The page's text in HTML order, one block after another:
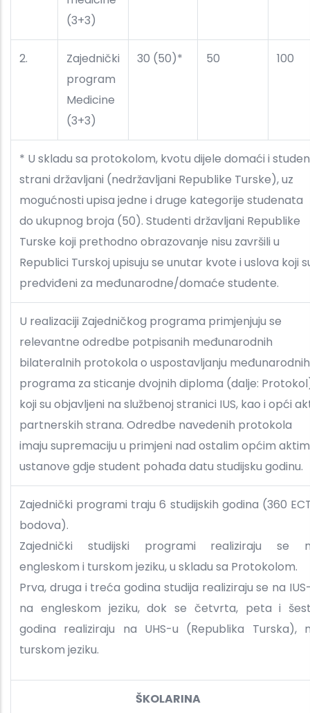
(3+3)
2.
Zajednički
program
Medicine
(3+3)
30 (50)* 50 100
* U skladu sa protokolom, kvotu dijele domaći i
strani državljani (nedržavljani Republike Turske), uz
mogućnosti upisa jedne i druge kategorije studenata
do ukupnog broja (50). Studenti državljani Republike
Turske koji prethodno obrazovanje nisu završili u
Republici Turskoj upisuju se unutar kvote i uslova koji
predviđeni za međunarodne/domaće studente.
U realizaciji Zajedničkog programa primjenjuju se
relevantne odredbe potpisanih međunarodnih
bilateralnih protokola o uspostavljanju međunarodnih
programa za sticanje dvojnih diploma (dalje:
koji su objavljeni na službenoj stranici IUS, kao i opći
partnerskih strana. Odredbe navedenih protokola
imaju supremaciju u primjeni nad ostalim općim
ustanove gdje student pohađa datu studijsku godinu.
Zajednički programi traju 6 studijskih godina (360
bodova).
Zajednički studijski programi realiziraju se
engleskom i turskom jeziku, u skladu sa Protokolom.
Prva, druga i treća godina studija realiziraju se na
na engleskom jeziku, dok se četvrta, peta i
godina realiziraju na UHS-u (Republika Turska),
turskom jeziku.
ŠKOLARINA